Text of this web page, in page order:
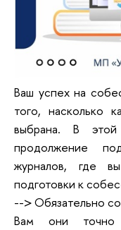
Ваш успех на
того, насколько
выбрана. В
продолжение
журналов, где
подготовки к
--> Обязательно
Вам они точно